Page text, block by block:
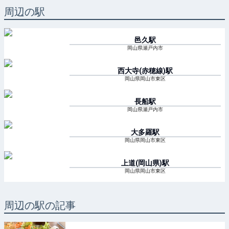
周辺の駅
邑久駅
岡山県瀬戸内市
西大寺(赤穂線)駅
岡山県岡山市東区
長船駅
岡山県瀬戸内市
大多羅駅
岡山県岡山市東区
上道(岡山県)駅
岡山県岡山市東区
周辺の駅の記事